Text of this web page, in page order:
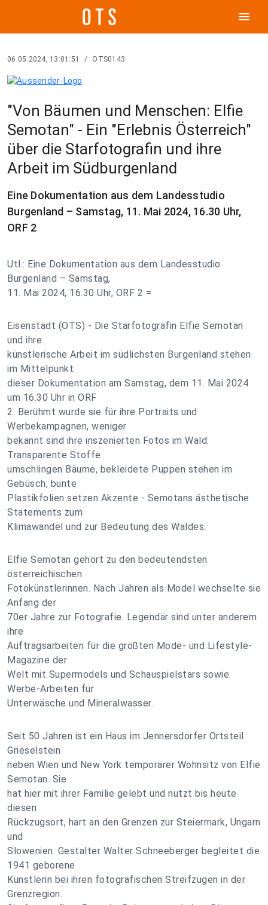
menu
06.05.2024, 13:01:51 / OTS0143
"Von Bäumen und Menschen: Elfie
Semotan" - Ein "Erlebnis Österreich"
über die Starfotografin und ihre
Arbeit im Südburgenland
Eine Dokumentation aus dem Landesstudio
Burgenland – Samstag, 11. Mai 2024, 16.30 Uhr,
ORF 2
Utl.: Eine Dokumentation aus dem Landesstudio
Burgenland – Samstag,
11. Mai 2024, 16.30 Uhr, ORF 2 =
Eisenstadt (OTS) - Die Starfotografin Elfie Semotan
und ihre
künstlerische Arbeit im südlichsten Burgenland stehen
im Mittelpunkt
dieser Dokumentation am Samstag, dem 11. Mai 2024
um 16.30 Uhr in ORF
2. Berühmt wurde sie für ihre Portraits und
Werbekampagnen, weniger
bekannt sind ihre inszenierten Fotos im Wald:
Transparente Stoffe
umschlingen Bäume, bekleidete Puppen stehen im
Gebüsch, bunte
Plastikfolien setzen Akzente - Semotans ästhetische
Statements zum
Klimawandel und zur Bedeutung des Waldes.
Elfie Semotan gehört zu den bedeutendsten
österreichischen
Fotokünstlerinnen. Nach Jahren als Model wechselte sie
Anfang der
70er Jahre zur Fotografie. Legendär sind unter anderem
ihre
Auftragsarbeiten für die größten Mode- und Lifestyle-
Magazine der
Welt mit Supermodels und Schauspielstars sowie
Werbe-Arbeiten für
Unterwäsche und Mineralwasser.
Seit 50 Jahren ist ein Haus im Jennersdorfer Ortsteil
Grieselstein
neben Wien und New York temporärer Wohnsitz von Elfie
Semotan. Sie
hat hier mit ihrer Familie gelebt und nutzt bis heute
diesen
Rückzugsort, hart an den Grenzen zur Steiermark, Ungarn
und
Slowenien. Gestalter Walter Schneeberger begleitet die
1941 geborene
Künstlerin bei ihren fotografischen Streifzügen in der
Grenzregion.